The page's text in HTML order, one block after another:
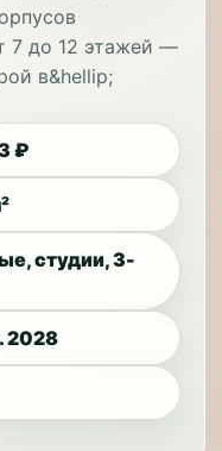
7 до 12 этажей —
в&hellip;
₽
студии, 3-
2028